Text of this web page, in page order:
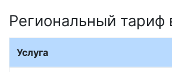
Региональный тариф
Услуга